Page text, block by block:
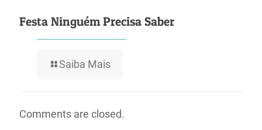
Festa Ninguém Precisa Saber
Saiba Mais
Comments are closed.